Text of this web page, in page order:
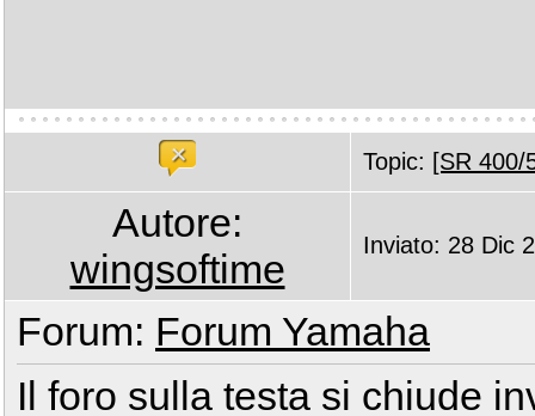
Topic: [SR 400/
Autore:
wingsoftime
Inviato: 28 Dic
Forum: Forum Yamaha
Il foro sulla testa si chiude